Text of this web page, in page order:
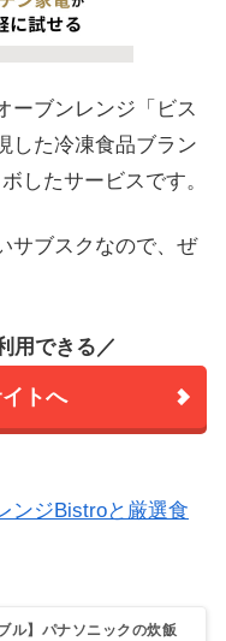
ーブンレンジ「ビス
した冷凍食品ブラン
したサービスです。
サブスクなので、ぜ
用できる／
トへ
ンジBistroと厳選食
ル】パナソニックの炊飯